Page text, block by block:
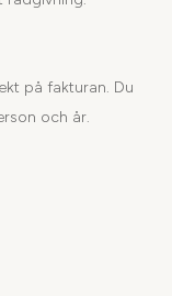
på fakturan. Du
och år.